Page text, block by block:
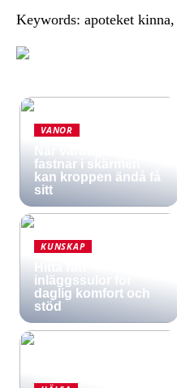
Keywords: apoteket
VANOR
fastnar i skärmen
kan kroppen ändå få
sitt
KUNSKAP
Hitta rätt
inläggssulor för
daglig komfort och
stöd